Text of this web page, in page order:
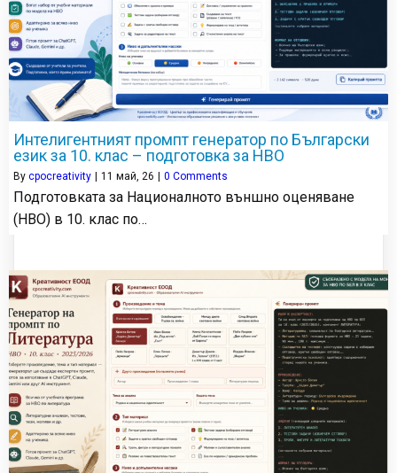
Интелигентният промпт генератор по Български
език за 10. клас – подготовка за НВО
By cpocreativity 11 май, 26 0 Comments
Подготовката за Националното външно оценяване
(НВО) в 10. клас по…